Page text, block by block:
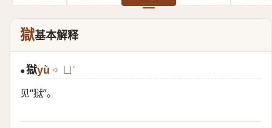
獄基本解释
●獄yù ㄩˋ
见“狱”。